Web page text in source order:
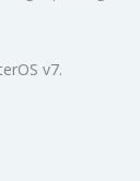
v7.